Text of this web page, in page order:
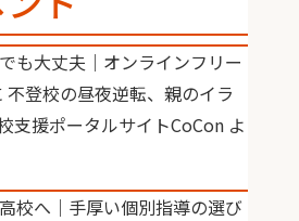
も大丈夫｜オンラインフリー
不登校の昼夜逆転、親のイラ
支援ポータルサイトCoCon よ
校へ｜手厚い個別指導の選び